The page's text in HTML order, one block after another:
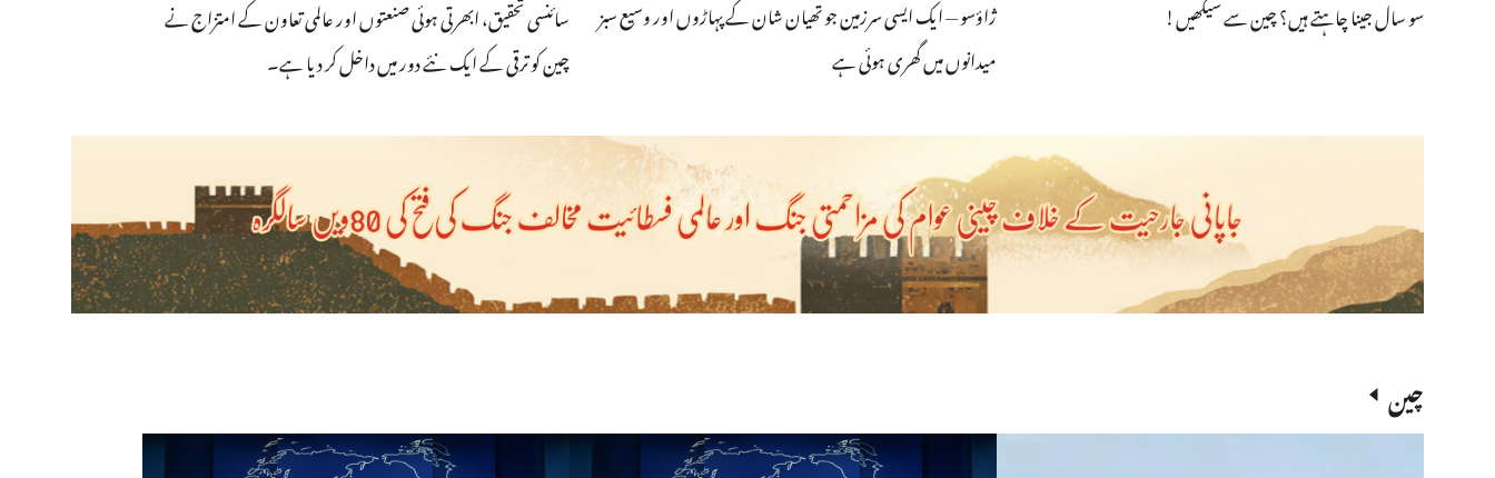
سو سال جینا چاہتے ہیں؟ چین سے سیکھیں!
ژاؤسو — ایک ایسی سرزمین جو تھیان شان کے پہاڑوں اور وسیع سبز
میدانوں میں گھری ہوئی ہے
سائنسی تحقیق، ابھرتی ہوئی صنعتوں اور عالمی تعاون کے امتزاج نے
چین کو ترقی کے ایک نئے دور میں داخل کر دیا ہے۔
چین